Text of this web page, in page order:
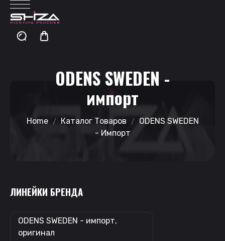
ODENS SWEDEN -
импорт
Home Каталог Товаров
ODENS SWEDEN
- Импорт
ЛИНЕЙКИ БРЕНДА
ODENS SWEDEN - импорт,
оригинал